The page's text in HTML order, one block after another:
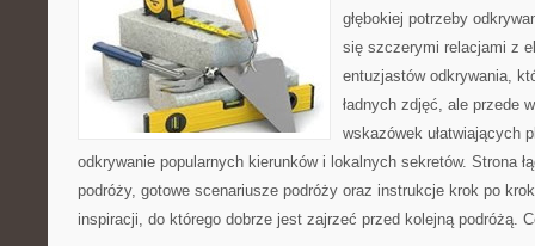
głębokiej potrzeby
się szczerymi relacjami z
entuzjastów odkrywania,
ładnych zdjęć, ale przede
wskazówek ułatwiających
odkrywanie popularnych kierunków i lokalnych sekretów. Strona
podróży, gotowe scenariusze podróży oraz instrukcje krok po
inspiracji, do którego dobrze jest zajrzeć przed kolejną podróżą.